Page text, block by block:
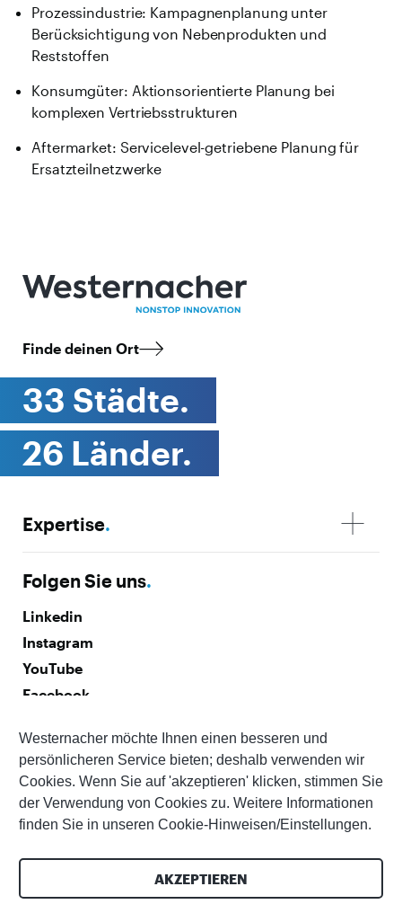
Westernacher möchte Ihnen einen besseren und
persönlicheren Service bieten; deshalb verwenden wir
Cookies. Wenn Sie auf 'akzeptieren' klicken, stimmen Sie
der Verwendung von Cookies zu. Weitere Informationen
finden Sie in unseren Cookie-Hinweisen/Einstellungen.
AKZEPTIEREN
Prozessindustrie: Kampagnenplanung unter
Berücksichtigung von Nebenprodukten und
Reststoffen
Konsumgüter: Aktionsorientierte Planung bei
komplexen Vertriebsstrukturen
Aftermarket: Servicelevel-getriebene Planung für
Ersatzteilnetzwerke
Finde deinen Ort
33 Städte.
26 Länder.
Expertise.
Folgen Sie uns.
Linkedin
Instagram
YouTube
Facebook
Abonnieren Sie unseren Newsletter
Erklärung zur Barrierefreiheit Impressum
Datenschutz